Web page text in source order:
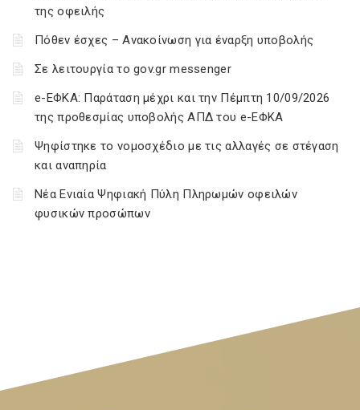
της οφειλής
Πόθεν έσχες – Ανακοίνωση για έναρξη υποβολής
Σε λειτουργία το gov.gr messenger
e-ΕΦΚΑ: Παράταση μέχρι και την Πέμπτη 10/09/2026
της προθεσμίας υποβολής ΑΠΔ του e-ΕΦΚΑ
Ψηφίστηκε το νομοσχέδιο με τις αλλαγές σε στέγαση
και αναπηρία
Νέα Ενιαία Ψηφιακή Πύλη Πληρωμών οφειλών
φυσικών προσώπων